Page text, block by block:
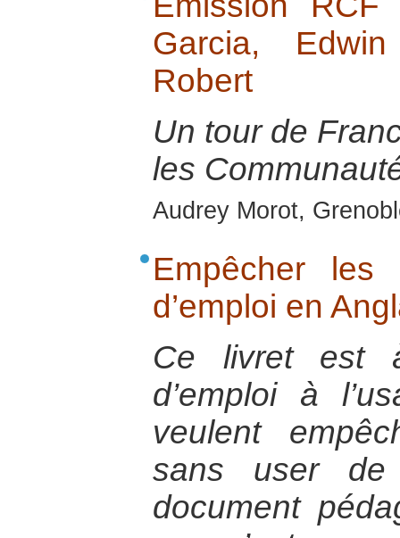
Garcia,
Robert
Un tour de
les
Audrey Morot,
Empêcher les
d’emploi en
Ce livret est
d’emploi à
veulent
sans user
document